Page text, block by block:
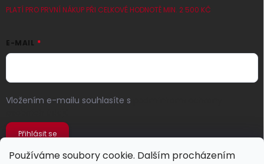
Používáme soubory cookie. Dalším procházením
PLATÍ PRO PRVNÍ NÁKUP PŘI CELKOVÉ HODNOTĚ MIN. 2 500 KČ
E-MAIL
Vložením e-mailu souhlasíte s
Přihlásit se